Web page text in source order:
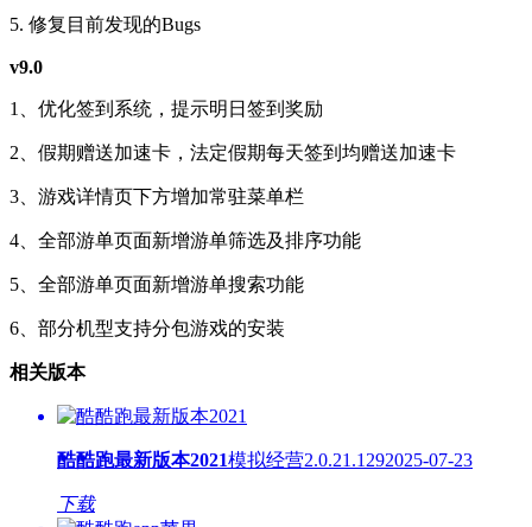
5. 修复目前发现的Bugs
v9.0
1、优化签到系统，提示明日签到奖励
2、假期赠送加速卡，法定假期每天签到均赠送加速卡
3、游戏详情页下方增加常驻菜单栏
4、全部游单页面新增游单筛选及排序功能
5、全部游单页面新增游单搜索功能
6、部分机型支持分包游戏的安装
相关版本
酷酷跑最新版本2021模拟经营2.0.21.1292025-07-23
下载